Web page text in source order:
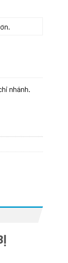
nhánh.